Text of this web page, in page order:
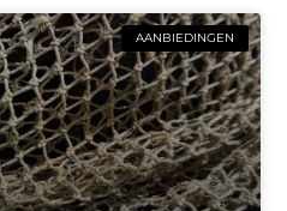
AANBIEDINGEN